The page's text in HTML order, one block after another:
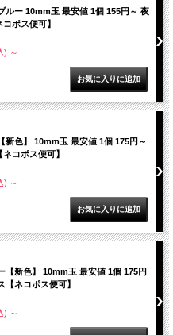
ルー 10mm玉 最安値 1個 155円～ 夜
ポス便可】
) ～
新色】 10mm玉 最安値 1個 175円～
コポス便可】
) ～
【新色】 10mm玉 最安値 1個 175円
【ネコポス便可】
) ～